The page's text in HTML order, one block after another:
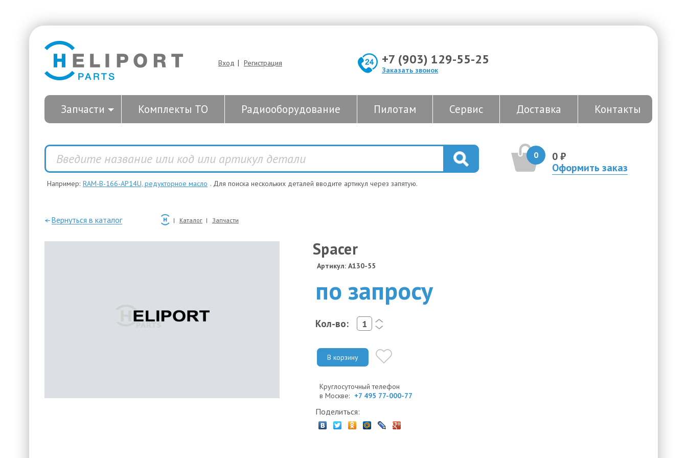
Вход | Регистрация +7 (903) 129-55-25
Заказать звонок
Запчасти Комплекты ТО Радиооборудование Пилотам Сервис Доставка Контакты
0
0 ₽
Оформить заказ
Например: RAM-B-166-AP14U, редукторное масло . Для поиска нескольких деталей вводите артикул через запятую.
—Вернуться в каталог Каталог Запчасти
Spacer
Артикул: A130-55
по запросу
Кол-во:
<
>
В корзину
Круглосуточный телефон
в Москве: +7 495 77-000-77
Поделиться: